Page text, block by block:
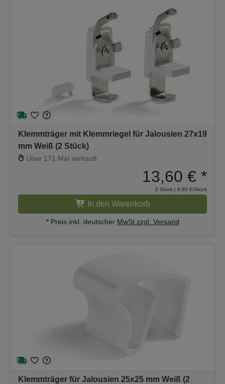
Klemmträger mit Klemmriegel für Jalousien 27x19
mm Weiß (2 Stück)
Über 171 Mal verkauft
13,60 € *
2 Stück | 6,80 €/Stück
In den Warenkorb
* Preis inkl. deutscher MwSt zzgl. Versand
Klemmträger für Jalousien 25x25 mm Weiß (2